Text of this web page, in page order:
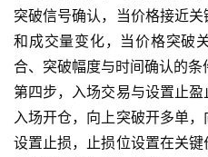
恒
指
期
货
期
突破信号确认，当价格接近
和成交量变化，当价格突破
合、突破幅度与时间确认的条
第四步，入场交易与设置止
入场开仓，向上突破开多单
设置止损，止损位设置在关